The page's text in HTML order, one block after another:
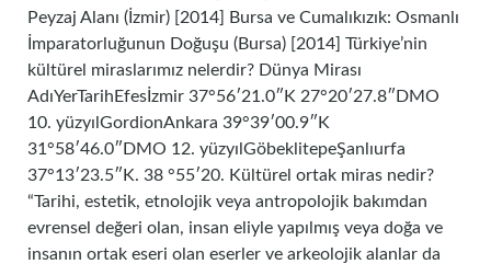
Peyzaj Alanı (İzmir) [2014] Bursa ve Cumalıkızık: Osmanlı
İmparatorluğunun Doğuşu (Bursa) [2014] Türkiye’nin
kültürel miraslarımız nelerdir? Dünya Mirası
AdıYerTarihEfesİzmir 37°56′21.0″K 27°20′27.8″DMO
10. yüzyılGordionAnkara 39°39′00.9″K
31°58′46.0″DMO 12. yüzyılGöbeklitepeŞanlıurfa
37°13′23.5″K. 38 °55′20. Kültürel ortak miras nedir?
“Tarihi, estetik, etnolojik veya antropolojik bakımdan
evrensel değeri olan, insan eliyle yapılmış veya doğa ve
insanın ortak eseri olan eserler ve arkeolojik alanlar da